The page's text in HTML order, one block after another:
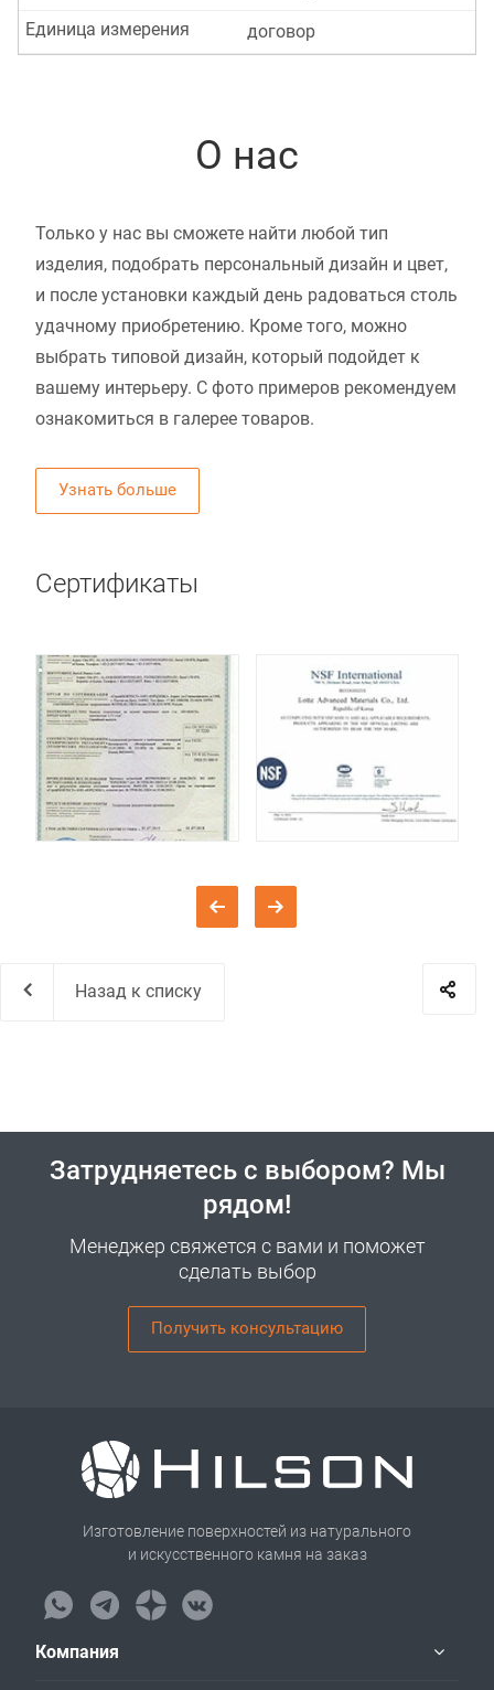
договор
Единица измерения
О нас
Только у нас вы сможете найти любой тип
изделия, подобрать персональный дизайн и цвет,
и после установки каждый день радоваться столь
удачному приобретению. Кроме того, можно
выбрать типовой дизайн, который подойдет к
вашему интерьеру. С фото примеров рекомендуем
ознакомиться в галерее товаров.
Узнать больше
Сертификаты
Назад к списку
Затрудняетесь с выбором? Мы
рядом!
Менеджер свяжется с вами и поможет
сделать выбор
Получить консультацию
Изготовление поверхностей из натурального
и искусственного камня на заказ
Компания